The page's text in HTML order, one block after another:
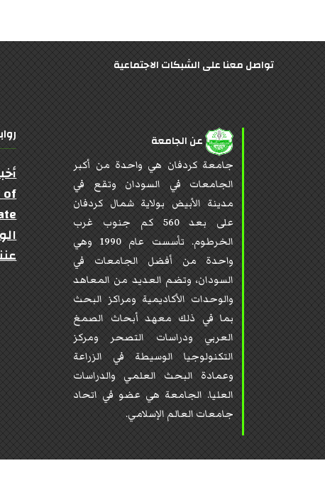
تواصل معنا على الشبكات الاجتماعية
عن الجامعة
جامعة كردفان هي واحدة من أكبر
الجامعات في السودان وتقع في
مدينة الأبيض بولاية شمال كردفان
على بعد 560 كم جنوب غرب
الخرطوم. تأسست عام 1990 وهي
واحدة من أفضل الجامعات في
السودان، وتضم العديد من المعاهد
والوحدات الأكاديمية ومراكز البحث
بما في ذلك معهد أبحاث الصمغ
العربي ودراسات التصحر ومركز
التكنولوجيا الوسيطة في الزراعة
وعمادة البحث العلمي والدراسات
العليا. الجامعة هي عضو في اتحاد
جامعات العالم الإسلامي.
of